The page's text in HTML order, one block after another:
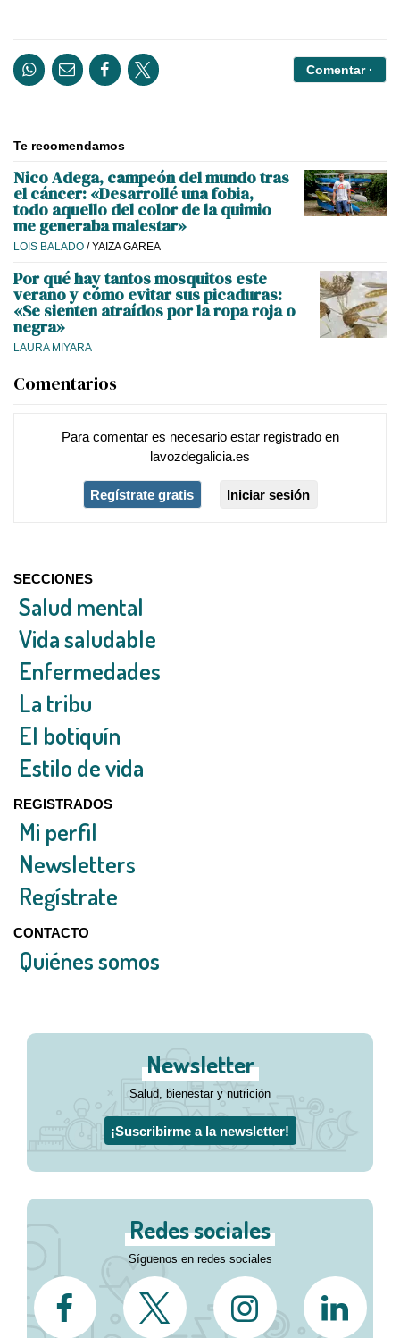
Comentar ·
Te recomendamos
Nico Adega, campeón del mundo tras
el cáncer: «Desarrollé una fobia,
todo aquello del color de la quimio
me generaba malestar»
LOIS BALADO /YAIZA GAREA
Por qué hay tantos mosquitos este
verano y cómo evitar sus picaduras:
«Se sienten atraídos por la ropa roja o
negra»
LAURA MIYARA
Comentarios
Para comentar es necesario estar registradoen
lavozdegalicia.es
Regístrate gratis Iniciar sesión
SECCIONES
Salud mental
Vida saludable
Enfermedades
La tribu
El botiquín
Estilo de vida
REGISTRADOS
Mi perfil
Newsletters
Regístrate
CONTACTO
Quiénes somos
Newsletter
Salud, bienestar y nutrición
¡Suscribirme a la newsletter!
Redes sociales
Síguenos en redes sociales